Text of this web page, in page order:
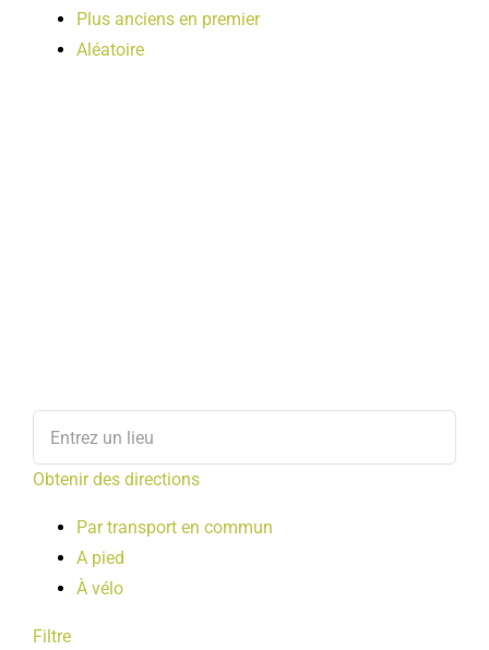
Plus anciens en premier
Aléatoire
Obtenir des directions
Par transport en commun
A pied
À vélo
Filtre